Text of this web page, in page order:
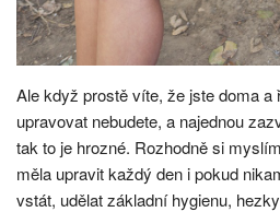
Ale když prostě víte, že jste doma a
upravovat nebudete, a najednou
tak to je hrozné. Rozhodně si
měla upravit každý den i pokud
vstát, udělat základní hygienu,